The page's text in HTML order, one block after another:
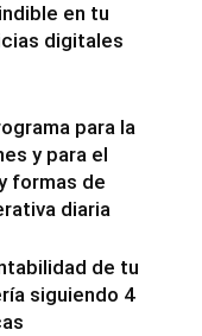
en tu
digitales
para la
y para el
formas de
diaria
de tu
siguiendo 4